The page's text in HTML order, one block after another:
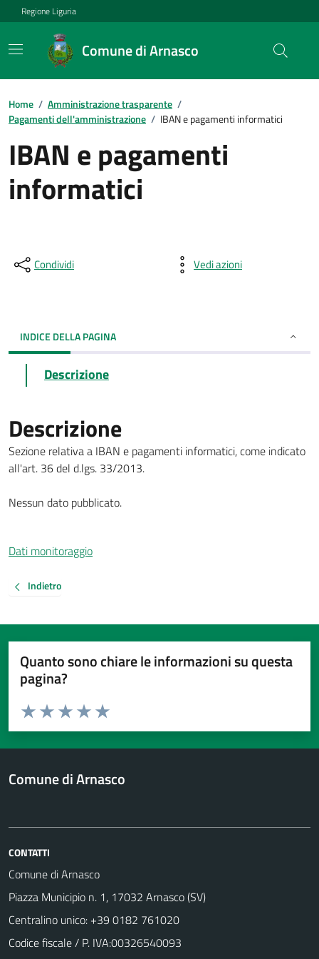
Regione Liguria
Comune di Arnasco
Home / Amministrazione trasparente /
Pagamenti dell'amministrazione / IBAN e pagamenti informatici
IBAN e pagamenti
informatici
Condividi Vedi azioni
INDICE DELLA PAGINA
Descrizione
Descrizione
Sezione relativa a IBAN e pagamenti informatici, come indicato
all'art. 36 del d.lgs. 33/2013.
Nessun dato pubblicato.
Dati monitoraggio
Indietro
Quanto sono chiare le informazioni su questa
pagina?
Valuta da 1 a 5 stelle la pagina
Valuta 5 stelle su 5
Valuta 4 stelle su 5
Valuta 3 stelle su 5
Valuta 2 stelle su 5
Valuta 1 stelle su 5
Comune di Arnasco
CONTATTI
Comune di Arnasco
Piazza Municipio n. 1, 17032 Arnasco (SV)
Centralino unico: +39 0182 761020
Codice fiscale / P. IVA:00326540093